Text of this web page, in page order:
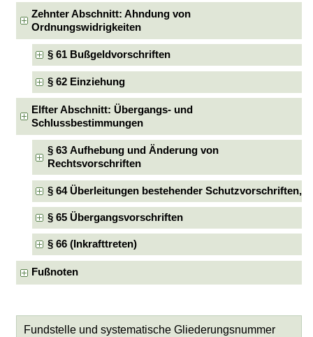
Zehnter Abschnitt: Ahndung von
Ordnungswidrigkeiten
§ 61 Bußgeldvorschriften
§ 62 Einziehung
Elfter Abschnitt: Übergangs- und
Schlussbestimmungen
§ 63 Aufhebung und Änderung von
Rechtsvorschriften
§ 64 Überleitungen bestehender Schutzvorschriften,
§ 65 Übergangsvorschriften
§ 66 (Inkrafttreten)
Fußnoten
Fundstelle und systematische Gliederungsnummer